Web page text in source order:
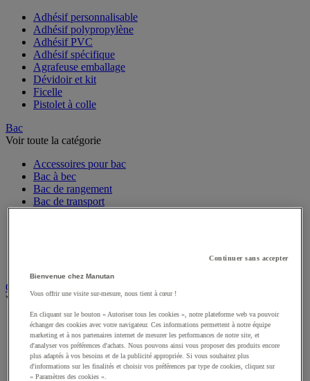
Adhésif personnalisable
Adhésif polypropylène
Adhésif PVC
Adhésif spécifique
Agrafeuse emballage
Dévidoir et kit
Ficelle
Pistolet à colle
Bac
Voir toute la catégorie
Accessoires pour bac
Bac à bec
Bac de rangement
Bac de transport
Caisse carton, enveloppe et boîte postale
Voir toute la catégorie
Boîte et tube d'expédition
Caisse carton
Caisse en bois
Caisse-palette carton
Enveloppe et pochette d'expédition
Continuer sans accepter
Bienvenue chez Manutan
Vous offrir une visite sur-mesure, nous tient à cœur !
En cliquant sur le bouton « Autoriser tous les cookies », notre plateforme web va pouvoir
échanger des cookies avec votre navigateur. Ces informations permettent à notre équipe
marketing et à nos partenaires internet de mesurer les performances de notre site, et
d'analyser vos préférences d'achats. Nous pouvons ainsi vous proposer des produits encore
plus adaptés à vos besoins et de la publicité appropriée. Si vous souhaitez plus
d'informations sur les finalités et choisir vos préférences par type de cookies, cliquez sur
« Paramètres des cookies ».